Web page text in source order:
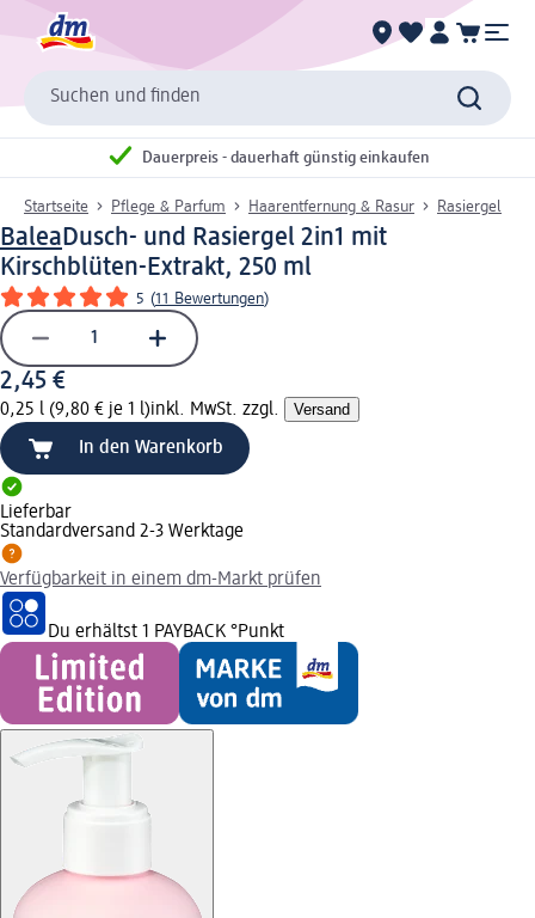
Suchen und finden
Dauerpreis - dauerhaft günstig einkaufen
Startseite Pflege & Parfum Haarentfernung & Rasur Rasiergel
BaleaDusch- und Rasiergel 2in1 mit
Kirschblüten-Extrakt, 250 ml
5 (11 Bewertungen)
2,45 €
0,25 l (9,80 € je 1 l)inkl. MwSt. zzgl. Versand
In den Warenkorb
Lieferbar
Standardversand 2-3 Werktage
Verfügbarkeit in einem dm-Markt prüfen
Du erhältst 1 PAYBACK °Punkt